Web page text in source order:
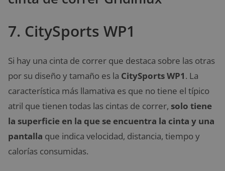
7. CitySports WP1
Si hay una cinta de correr que destaca sobre las otras
por su diseño y tamaño es la CitySports WP1. La
característica más llamativa es que no tiene el típico
atril que tienen todas las cintas de correr, solo tiene
la superficie en la que se encuentra la cinta y una
pantalla que indica velocidad, distancia, tiempo y
calorías consumidas.